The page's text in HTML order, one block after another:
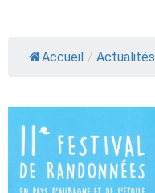
Accueil / Actualités